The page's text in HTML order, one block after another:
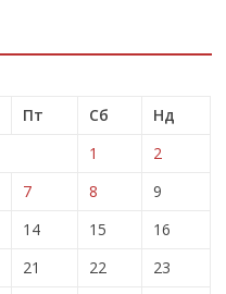
Пт Сб
Нд
1
2
7 8
9
14 15
16
21 22
23